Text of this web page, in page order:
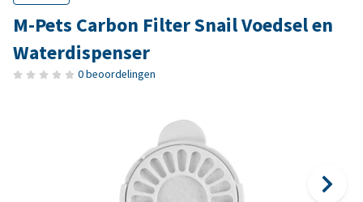
M-Pets Carbon Filter Snail Voedsel en
Waterdispenser
0 beoordelingen